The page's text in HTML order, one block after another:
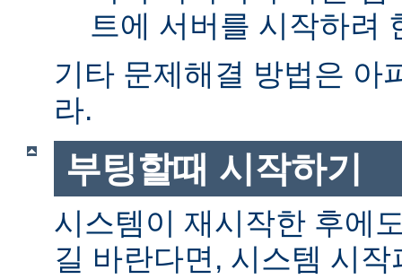
트에 서버를 시작하려
기타 문제해결 방법은 아
라.
부팅할때 시작하기
시스템이 재시작한 후에
길 바란다면, 시스템 시